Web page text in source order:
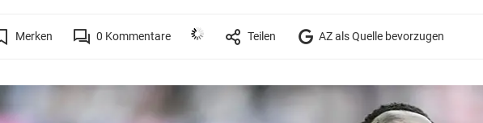
Merken 0 Kommentare Teilen AZ als Quelle bevorzugen